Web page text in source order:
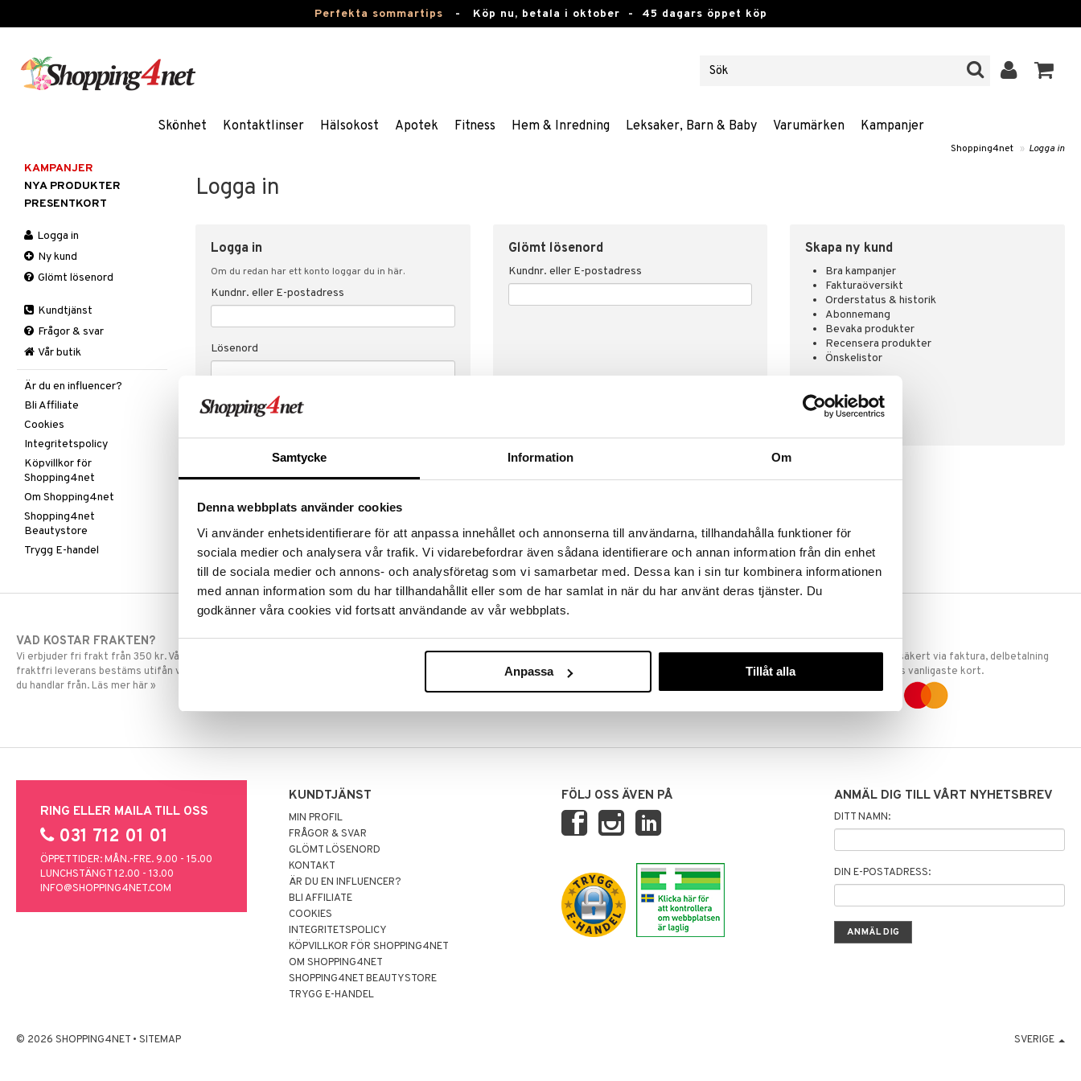
Samtycke Information Om
Denna webbplats använder cookies
Vi använder enhetsidentifierare för att anpassa innehållet och annonserna till användarna, tillhandahålla funktioner för
sociala medier och analysera vår trafik. Vi vidarebefordrar även sådana identifierare och annan information från din enhet
till de sociala medier och annons- och analysföretag som vi samarbetar med. Dessa kan i sin tur kombinera informationen
med annan information som du har tillhandahållit eller som de har samlat in när du har använt deras tjänster. Du
godkänner våra cookies vid fortsatt användande av vår webbplats.
Anpassa Tillåt alla
Perfekta sommartips - Köp nu, betala i oktober - 45 dagars öppet köp
Skönhet Kontaktlinser Hälsokost Apotek Fitness Hem & Inredning Leksaker, Barn & Baby Varumärken Kampanjer
Shopping4net » Logga in
Logga in
Logga in
Om du redan har ett konto loggar du in här.
Kundnr. eller E-postadress
Lösenord
Glömt lösenord
Kundnr. eller E-postadress
Skapa ny kund
Bra kampanjer
Fakturaöversikt
Orderstatus & historik
Abonnemang
Bevaka produkter
Recensera produkter
Önskelistor
SKAPA KUND
KAMPANJER
NYA PRODUKTER
PRESENTKORT
Logga in
Ny kund
Glömt lösenord
Kundtjänst
Frågor & svar
Vår butik
Är du en influencer?
Bli Affiliate
Cookies
Integritetspolicy
Köpvillkor för
Shopping4net
Om Shopping4net
Shopping4net
Beautystore
Trygg E-handel
VAD KOSTAR FRAKTEN?
Vi erbjuder fri frakt från 350 kr. Vår gräns för
fraktfri leverans bestäms utifån vilken avdelning
du handlar från. Läs mer här »
SNABBA LEVERANSER
Beställningar lagda före 14:00 (gäller varor i lager)
GODKÄND AV LÄKEMEDELSVERKET
EU-logotypen är symbolen som visar att vi är
godkända av Läkemedelsverket gällande
TRYGGA KÖP
Handla tryggt & säkert via faktura, delbetalning
eller marknadens vanligaste kort.
RING ELLER MAILA TILL OSS
031 712 01 01
ÖPPETTIDER: MÅN.-FRE. 9.00 - 15.00
LUNCHSTÄNGT 12.00 - 13.00
INFO@SHOPPING4NET.COM
KUNDTJÄNST
MIN PROFIL
FRÅGOR & SVAR
GLÖMT LÖSENORD
KONTAKT
ÄR DU EN INFLUENCER?
BLI AFFILIATE
COOKIES
INTEGRITETSPOLICY
KÖPVILLKOR FÖR SHOPPING4NET
OM SHOPPING4NET
SHOPPING4NET BEAUTYSTORE
TRYGG E-HANDEL
FÖLJ OSS ÄVEN PÅ ANMÄL DIG TILL VÅRT NYHETSBREV
DITT NAMN:
DIN E-POSTADRESS:
© 2026 SHOPPING4NET • SITEMAP SVERIGE